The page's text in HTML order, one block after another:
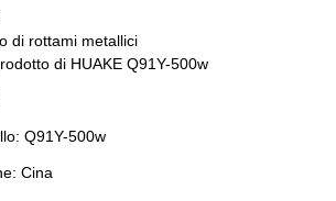
di rottami metallici
di HUAKE Q91Y-500w
Q91Y-500w
Cina